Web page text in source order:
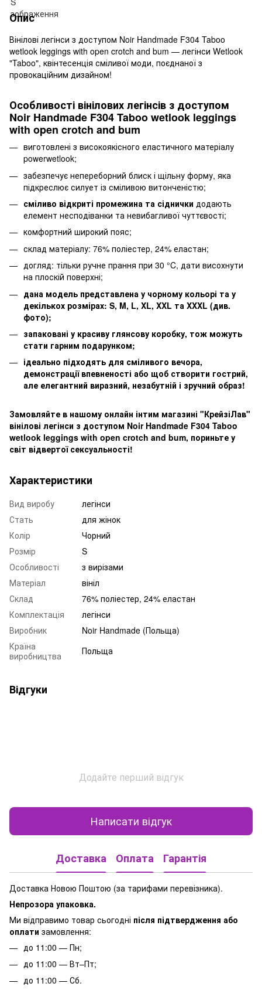
Опис
Вінілові легінси з доступом Noir Handmade F304 Taboo
wetlook leggings with open crotch and bum — легінси Wetlook
"Taboo", квінтесенція сміливої ​​моди, поєднаної з
провокаційним дизайном!
Особливості вінілових легінсів з доступом
Noir Handmade F304 Taboo wetlook leggings
with open crotch and bum
виготовлені з високоякісного еластичного матеріалу
powerwetlook;
забезпечує непереборний блиск і щільну форму, яка
підкреслює силует із сміливою витонченістю;
сміливо відкриті промежина та сіднички додають
елемент несподіванки та невибагливої ​​чуттєвості;
комфортний широкий пояс;
склад матеріалу: 76% поліестер, 24% еластан;
догляд: тільки ручне прання при 30 °C, дати висохнути
на плоскій поверхні;
дана модель представлена у чорному кольорі та у
декількох розмірах: S, M, L, XL, XXL та XXXL (див.
фото);
запаковані у красиву глянсову коробку, тож можуть
стати гарним подарунком;
ідеально підходять для сміливого вечора,
демонстрації впевненості або щоб створити гострий,
але елегантний виразний, незабутній і зручний образ!
Замовляйте в нашому онлайн інтим магазині "КрейзіЛав"
вінілові легінси з доступом Noir Handmade F304 Taboo
wetlook leggings with open crotch and bum, пориньте у
світ відвертої сексуальності!
Характеристики
Вид виробу
легінси
Стать
для жінок
Колір
Чорний
Розмір
S
Особливості
з вирізами
Матеріал
вініл
Склад
76% поліестер, 24% еластан
Комплектація
легінси
Виробник
Noir Handmade (Польща)
Країна
виробництва
Польща
Відгуки
Додайте перший відгук
Написати відгук
Доставка Оплата Гарантія
Доставка Новою Поштою (за тарифами перевізника).
Непрозора упаковка.
Ми відправимо товар сьогодні після підтвердження або
оплати замовлення:
до 11:00 — Пн;
до 11:00 — Вт–Пт;
до 11:00 — Сб.